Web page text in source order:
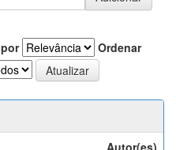
Ordenar
Autor(es)